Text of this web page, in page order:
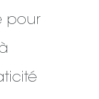
pour